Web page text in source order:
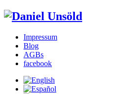
Impressum
Blog
AGBs
facebook